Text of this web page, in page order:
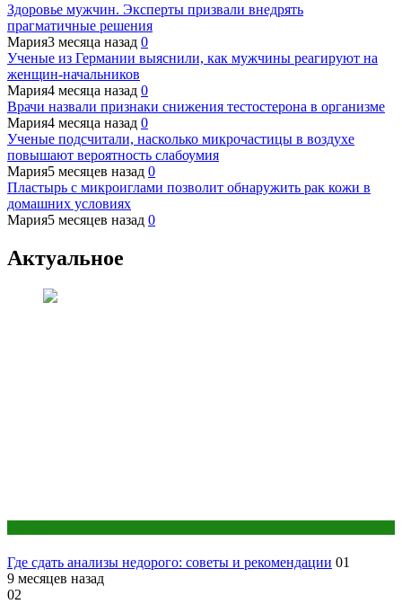
Здоровье мужчин. Эксперты призвали внедрять
прагматичные решения
Мария3 месяца назад 0
Ученые из Германии выяснили, как мужчины реагируют на
женщин-начальников
Мария4 месяца назад 0
Врачи назвали признаки снижения тестостерона в организме
Мария4 месяца назад 0
Ученые подсчитали, насколько микрочастицы в воздухе
повышают вероятность слабоумия
Мария5 месяцев назад 0
Пластырь с микроиглами позволит обнаружить рак кожи в
домашних условиях
Мария5 месяцев назад 0
Актуальное
Где сдать анализы недорого: советы и рекомендации 01
9 месяцев назад
02